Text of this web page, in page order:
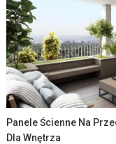
Panele Ścienne Na
Dla Wnętrza